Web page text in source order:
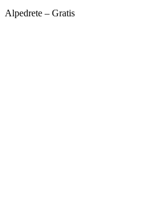
Alpedrete – Gratis